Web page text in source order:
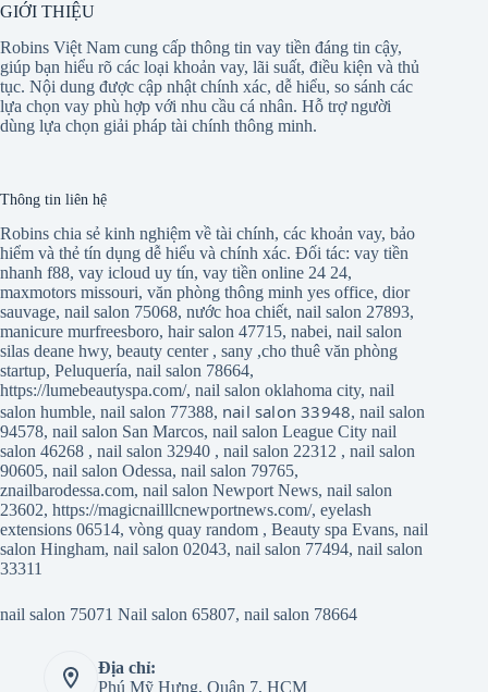
GIỚI THIỆU
Robins Việt Nam cung cấp thông tin vay tiền đáng tin cậy,
giúp bạn hiểu rõ các loại khoản vay, lãi suất, điều kiện và thủ
tục. Nội dung được cập nhật chính xác, dễ hiểu, so sánh các
lựa chọn vay phù hợp với nhu cầu cá nhân. Hỗ trợ người
dùng lựa chọn giải pháp tài chính thông minh.
Thông tin liên hệ
Robins chia sẻ kinh nghiệm về tài chính, các khoản vay, bảo
hiểm và thẻ tín dụng dễ hiểu và chính xác. Đối tác: vay tiền
nhanh f88, vay icloud uy tín, vay tiền online 24 24,
maxmotors missouri, văn phòng thông minh yes office, dior
sauvage, nail salon 75068, nước hoa chiết, nail salon 27893,
manicure murfreesboro, hair salon 47715, nabei, nail salon
silas deane hwy, beauty center, sany ,cho thuê văn phòng
startup, Peluquería, nail salon 78664,
https://lumebeautyspa.com/, nail salon oklahoma city, nail
salon humble, nail salon 77388, nail salon 33948,nail salon
94578, nail salon San Marcos, nail salon League City nail
salon 46268 , nail salon 32940 , nail salon 22312 , nail salon
90605, nail salon Odessa, nail salon 79765,
znailbarodessa.com, nail salon Newport News, nail salon
23602, https://magicnailllcnewportnews.com/, eyelash
extensions 06514, vòng quay random , Beauty spa Evans, nail
salon Hingham, nail salon 02043, nail salon 77494, nail salon
33311
nail salon 75071 Nail salon 65807, nail salon 78664
Địa chỉ:
Phú Mỹ Hưng, Quận 7, HCM